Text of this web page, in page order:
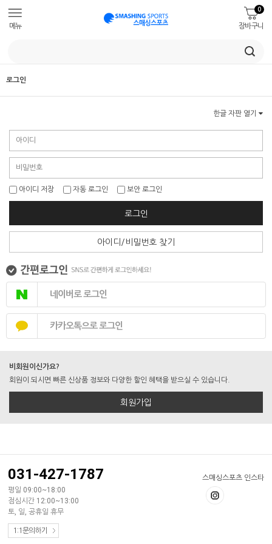
메뉴 장바구니
0
로그인
한글 자판 열기
아이디 저장 자동 로그인 보안 로그인
로그인
아이디/비밀번호 찾기
네이버로 로그인
카카오톡으로 로그인
비회원이신가요?
회원이 되시면 빠른 신상품 정보와 다양한 할인 혜택을 받으실 수 있습니다.
회원가입
스매싱스포츠 인스타
031-427-1787
평일 09:00~18:00
점심시간 12:00~13:00
토, 일, 공휴일 휴무
1:1문의하기